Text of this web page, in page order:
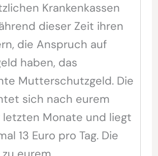
Krankenkassen
dieser Zeit ihren
die Anspruch auf
haben, das
Mutterschutzgeld. Die
sich nach eurem
letzten Monate und liegt
13 Euro pro Tag. Die